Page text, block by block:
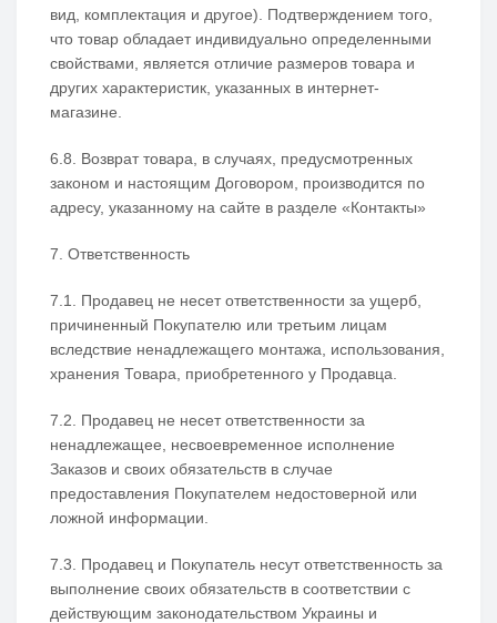
вид, комплектация и другое). Подтверждением того,
что товар обладает индивидуально определенными
свойствами, является отличие размеров товара и
других характеристик, указанных в интернет-
магазине.
6.8. Возврат товара, в случаях, предусмотренных
законом и настоящим Договором, производится по
адресу, указанному на сайте в разделе «Контакты»
7. Ответственность
7.1. Продавец не несет ответственности за ущерб,
причиненный Покупателю или третьим лицам
вследствие ненадлежащего монтажа, использования,
хранения Товара, приобретенного у Продавца.
7.2. Продавец не несет ответственности за
ненадлежащее, несвоевременное исполнение
Заказов и своих обязательств в случае
предоставления Покупателем недостоверной или
ложной информации.
7.3. Продавец и Покупатель несут ответственность за
выполнение своих обязательств в соответствии с
действующим законодательством Украины и